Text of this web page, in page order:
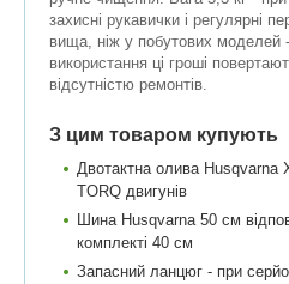
захисні рукавички і регулярні
вища, ніж у побутових моделей
використання ці гроші
відсутністю ремонтів.
З цим товаром купують
Двотактна олива Husqvarna
TORQ двигунів
Шина Husqvarna 50 см
комплекті 40 см
Запасний ланцюг - при